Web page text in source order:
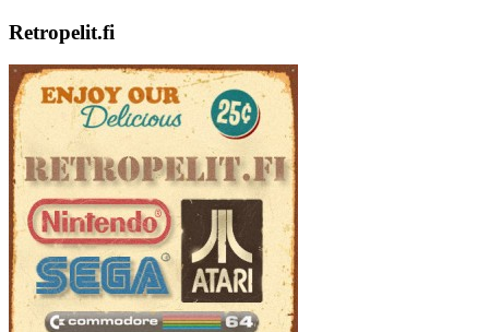
Retropelit.fi